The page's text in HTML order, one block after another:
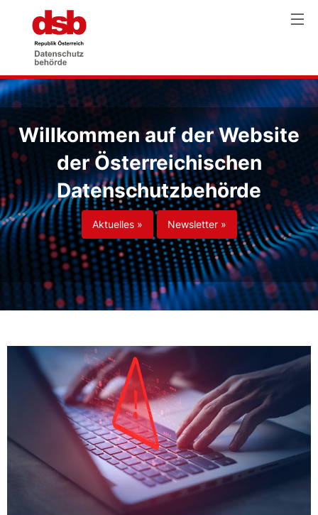
Willkommen auf der Website
der Österreichischen
Datenschutzbehörde
Aktuelles » Newsletter »